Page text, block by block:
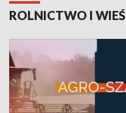
ROLNICTWO I WIEŚ